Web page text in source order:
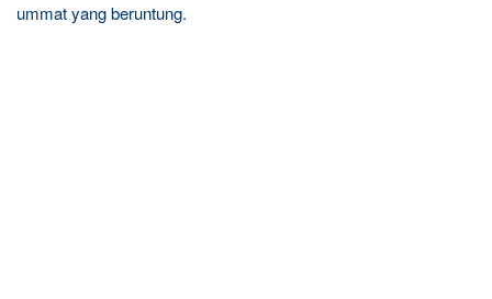
ummat yang beruntung.